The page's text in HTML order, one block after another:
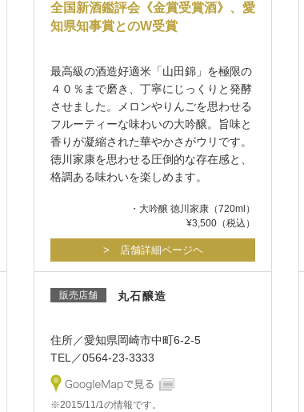
全国新酒鑑評会《金賞受賞酒》、愛
知県知事賞とのW受賞
最高級の酒造好適米「山田錦」を極限の
４０％まで磨き、丁寧にじっくりと発酵
させました。メロンやりんごを思わせる
フルーティーな味わいの大吟醸。旨味と
香りが凝縮された華やかさがウリです。
徳川家康を思わせる圧倒的な存在感と、
格調ある味わいを楽しめます。
・大吟醸 徳川家康（720ml）
¥3,500（税込）
> 店舗詳細ページヘ
販売店舗 丸石醸造
住所／愛知県岡崎市中町6-2-5
TEL／0564-23-3333
※2015/11/1の情報です。